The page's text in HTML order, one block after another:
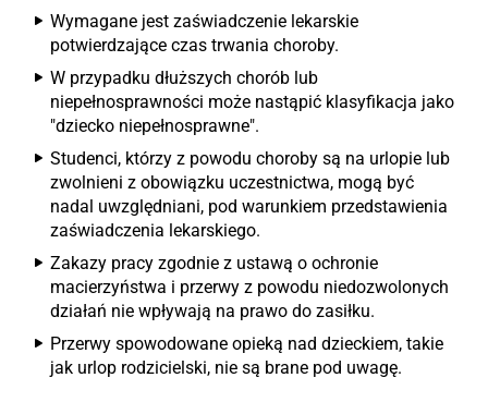
Wymagane jest zaświadczenie lekarskie
potwierdzające czas trwania choroby.
W przypadku dłuższych chorób lub
niepełnosprawności może nastąpić klasyfikacja jako
"dziecko niepełnosprawne".
Studenci, którzy z powodu choroby są na urlopie lub
zwolnieni z obowiązku uczestnictwa, mogą być
nadal uwzględniani, pod warunkiem przedstawienia
zaświadczenia lekarskiego.
Zakazy pracy zgodnie z ustawą o ochronie
macierzyństwa i przerwy z powodu niedozwolonych
działań nie wpływają na prawo do zasiłku.
Przerwy spowodowane opieką nad dzieckiem, takie
jak urlop rodzicielski, nie są brane pod uwagę.